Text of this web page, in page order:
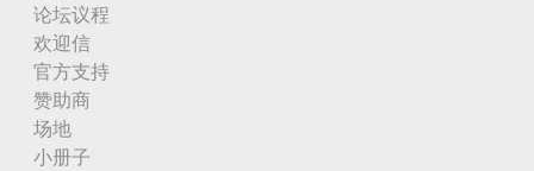
论坛议程
欢迎信
官方支持
赞助商
场地
小册子